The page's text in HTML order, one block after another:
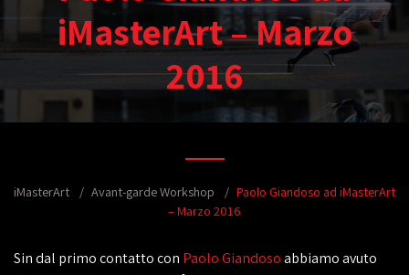
iMasterArt – Marzo
2016
iMasterArt Avant-garde Workshop
Paolo Giandoso ad iMasterArt
– Marzo 2016
Sin dal primo contatto con Paolo Giandosoabbiamo avuto